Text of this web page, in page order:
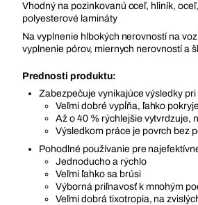
Vhodný na pozinkovanú oceľ, hliník,
polyesterové lamináty
Na vyplnenie hlbokých nerovností na
vyplnenie pórov, miernych nerovností a
Prednosti produktu:
Zabezpečuje vynikajúce výsledky
Veľmi dobré vypĺňa, ľahko pokryje
Až o 40 % rýchlejšie vytvrdzuje,
Výsledkom práce je povrch bez
Pohodlné používanie pre
Jednoducho a rýchlo
Veľmi ľahko sa brúsi
Výborná priľnavosť k mnohým
Veľmi dobrá tixotropia, na